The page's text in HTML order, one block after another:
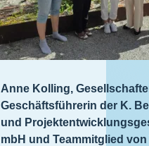
Anne Kolling,
Geschäftsführerin der K.
und
mbH und Teammitglied